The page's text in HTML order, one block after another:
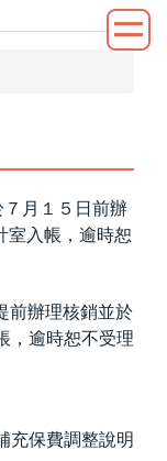
月１５日前辦
室入帳，逾時恕
前辦理核銷並於
，逾時恕不受理
充保費調整說明